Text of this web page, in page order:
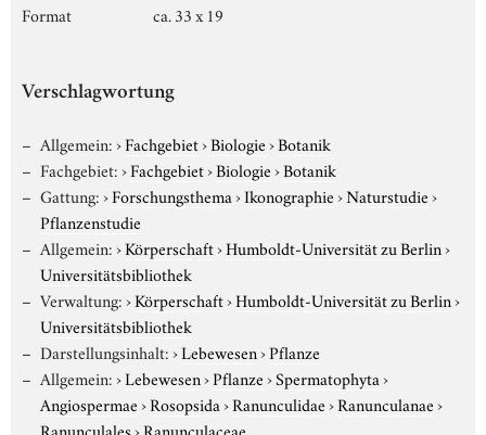
Format
ca. 33 x 19
Verschlagwortung
Allgemein:›Fachgebiet›Biologie›Botanik
Fachgebiet:›Fachgebiet›Biologie›Botanik
Gattung:›Forschungsthema›Ikonographie›Naturstudie›
Pflanzenstudie
Allgemein:›Körperschaft›Humboldt-Universität zu Berlin›
Universitätsbibliothek
Verwaltung:›Körperschaft›Humboldt-Universität zu Berlin›
Universitätsbibliothek
Darstellungsinhalt:›Lebewesen›Pflanze
Allgemein:›Lebewesen›Pflanze›Spermatophyta›
Angiospermae›Rosopsida›Ranunculidae›Ranunculanae›
Ranunculales›Ranunculaceae